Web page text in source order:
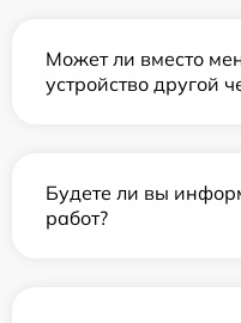
Может ли вместо
устройство другой
Будете ли вы
работ?